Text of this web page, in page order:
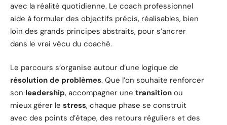
avec la réalité quotidienne. Le coach professionnel
aide à formuler des objectifs précis, réalisables, bien
loin des grands principes abstraits, pour s’ancrer
dans le vrai vécu du coaché.
Le parcours s’organise autour d’une logique de
résolution de problèmes. Que l’on souhaite renforcer
son leadership, accompagner une transition ou
mieux gérer le stress, chaque phase se construit
avec des points d’étape, des retours réguliers et des